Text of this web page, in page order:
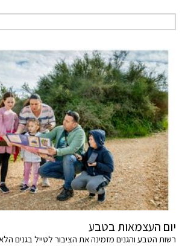
יום העצמאות בטבע
רשות הטבע והגנים מזמינה את הציבור לטייל בגנים